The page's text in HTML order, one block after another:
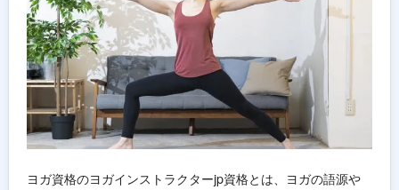
ヨガ資格のヨガインストラクターjp資格とは、ヨガの語源や